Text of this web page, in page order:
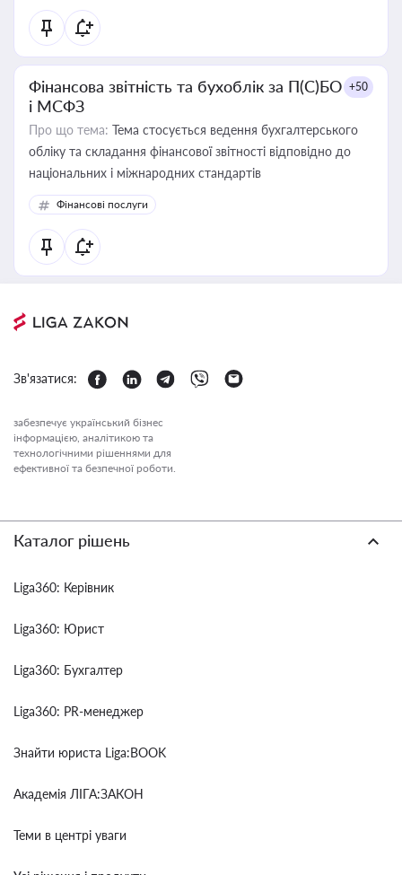
Фінансова звітність та бухоблік за П(С)БО
і МСФЗ
+50
Про що тема: Тема стосується ведення бухгалтерського
обліку та складання фінансової звітності відповідно до
національних і міжнародних стандартів
Фінансові послуги
Зв'язатися:
забезпечує український бізнес
інформацією, аналітикою та
технологічними рішеннями для
ефективної та безпечної роботи.
Каталог рішень
Liga360: Керівник
Liga360: Юрист
Liga360: Бухгалтер
Liga360: PR-менеджер
Знайти юриста Liga:BOOK
Академія ЛІГА:ЗАКОН
Теми в центрі уваги